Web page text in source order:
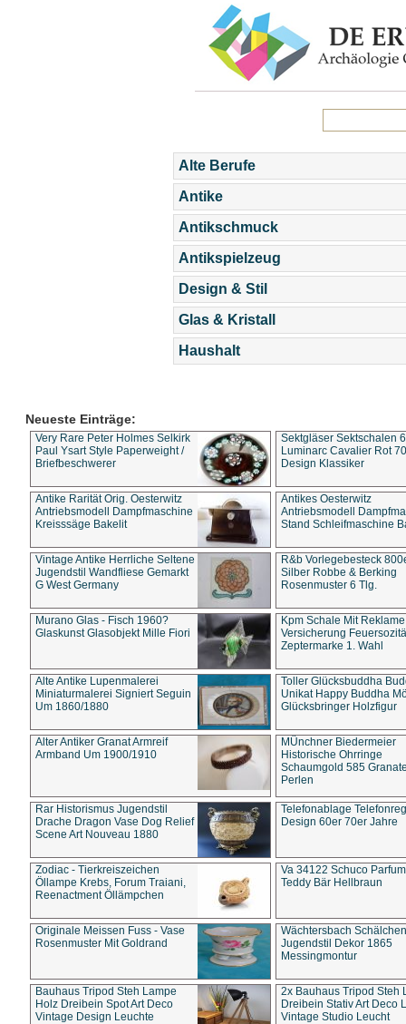
Alte Berufe
Antike
Antikschmuck
Antikspielzeug
Design & Stil
Glas & Kristall
Haushalt
Neueste Einträge:
Very Rare Peter Holmes Selkirk
Paul Ysart Style Paperweight /
Briefbeschwerer
Sektgläser Sektschalen
Luminarc Cavalier Rot
Design Klassiker
Antike Rarität Orig. Oesterwitz
Antriebsmodell Dampfmaschine
Kreisssäge Bakelit
Antikes Oesterwitz
Antriebsmodell
Stand Schleifmaschine
Vintage Antike Herrliche Seltene
Jugendstil Wandfliese Gemarkt
G West Germany
R&b Vorlegebesteck
Silber Robbe & Berking
Rosenmuster 6 Tlg.
Murano Glas - Fisch 1960?
Glaskunst Glasobjekt Mille Fiori
Kpm Schale Mit Reklame
Versicherung
Zeptermarke 1. Wahl
Alte Antike Lupenmalerei
Miniaturmalerei Signiert Seguin
Um 1860/1880
Toller Glücksbuddha
Unikat Happy Buddha
Glücksbringer Holzfigur
Alter Antiker Granat Armreif
Armband Um 1900/1910
MÜnchner Biedermeier
Historische Ohrringe
Schaumgold 585
Perlen
Rar Historismus Jugendstil
Drache Dragon Vase Dog Relief
Scene Art Nouveau 1880
Telefonablage
Design 60er 70er Jahre
Zodiac - Tierkreiszeichen
Öllampe Krebs, Forum Traiani,
Reenactment Öllämpchen
Va 34122 Schuco
Teddy Bär Hellbraun
Originale Meissen Fuss - Vase
Rosenmuster Mit Goldrand
Wächtersbach Schälchen
Jugendstil Dekor 1865
Messingmontur
Bauhaus Tripod Steh Lampe
Holz Dreibein Spot Art Deco
Vintage Design Leuchte
2x Bauhaus Tripod Steh
Dreibein Stativ Art Deco
Vintage Studio Leucht